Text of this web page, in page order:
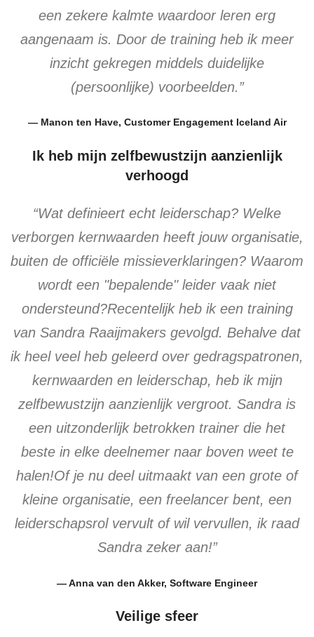
een zekere kalmte waardoor leren erg
aangenaam is. Door de training heb ik meer
inzicht gekregen middels duidelijke
(persoonlijke) voorbeelden.”
— Manon ten Have, Customer Engagement Iceland Air
Ik heb mijn zelfbewustzijn aanzienlijk
verhoogd
“Wat definieert echt leiderschap? Welke
verborgen kernwaarden heeft jouw organisatie,
buiten de officiële missieverklaringen? Waarom
wordt een "bepalende" leider vaak niet
ondersteund?Recentelijk heb ik een training
van Sandra Raaijmakers gevolgd. Behalve dat
ik heel veel heb geleerd over gedragspatronen,
kernwaarden en leiderschap, heb ik mijn
zelfbewustzijn aanzienlijk vergroot. Sandra is
een uitzonderlijk betrokken trainer die het
beste in elke deelnemer naar boven weet te
halen!Of je nu deel uitmaakt van een grote of
kleine organisatie, een freelancer bent, een
leiderschapsrol vervult of wil vervullen, ik raad
Sandra zeker aan!”
— Anna van den Akker, Software Engineer
Veilige sfeer